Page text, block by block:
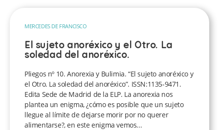
MERCEDES DE FRANCISCO
El sujeto anoréxico y el Otro. La
soledad del anoréxico.
Pliegos nº 10. Anorexia y Bulimia. “El sujeto anoréxico y
el Otro. La soledad del anoréxico”. ISSN:1135-9471.
Edita Sede de Madrid de la ELP. La anorexia nos
plantea un enigma, ¿cómo es posible que un sujeto
llegue al límite de dejarse morir por no querer
alimentarse?, en este enigma vemos...